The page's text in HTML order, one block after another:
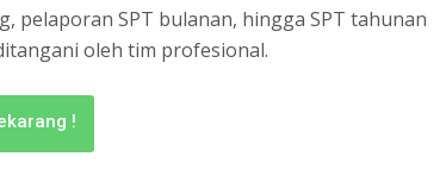
pelaporan SPT bulanan, hingga SPT tahunan
oleh tim profesional.
!